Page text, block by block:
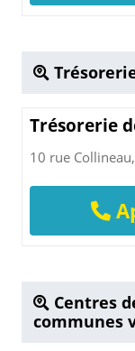
Trésorerie
10 rue
Centres
communes